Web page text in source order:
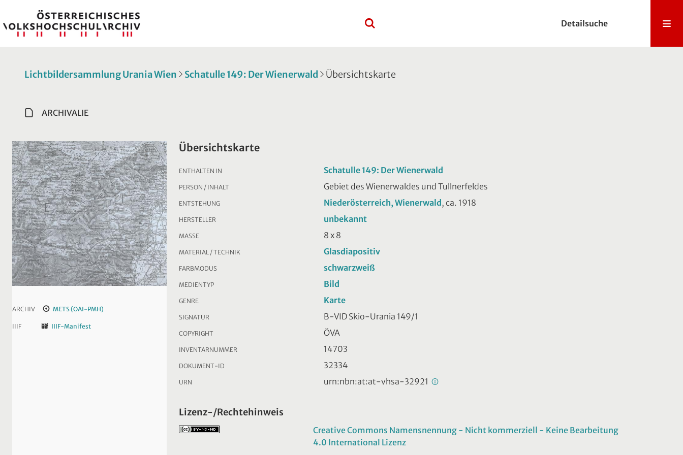
Detailsuche
Lichtbildersammlung Urania Wien Schatulle 149: Der Wienerwald Übersichtskarte
ARCHIVALIE
ARCHIV METS (OAI-PMH)
IIIF IIIF-Manifest
Übersichtskarte
ENTHALTEN IN Schatulle 149: Der Wienerwald
PERSON / INHALT Gebiet des Wienerwaldes und Tullnerfeldes
ENTSTEHUNG Niederösterreich, Wienerwald, ca. 1918
HERSTELLER unbekannt
MASSE 8 x 8
MATERIAL / TECHNIK Glasdiapositiv
FARBMODUS schwarzweiß
MEDIENTYP Bild
GENRE Karte
SIGNATUR B-VID Skio-Urania 149/1
COPYRIGHT ÖVA
INVENTARNUMMER 14703
DOKUMENT-ID 32334
URN urn:nbn:at:at-vhsa-32921
Lizenz-/Rechtehinweis
Creative Commons Namensnennung - Nicht kommerziell - Keine Bearbeitung
4.0 International Lizenz